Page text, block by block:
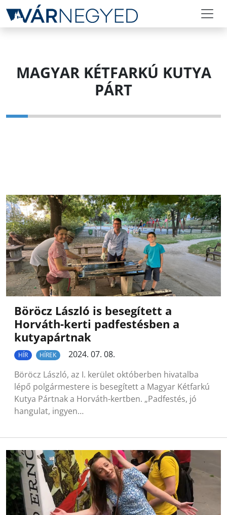
MAGYAR KÉTFARKÚ KUTYA
PÁRT
Böröcz László is besegített a
Horváth-kerti padfestésben a
kutyapártnak
HÍR HÍREK
2024. 07. 08.
Böröcz László, az I. kerület októberben hivatalba
lépő polgármestere is besegített a Magyar Kétfarkú
Kutya Pártnak a Horváth-kertben. „Padfestés, jó
hangulat, ingyen…